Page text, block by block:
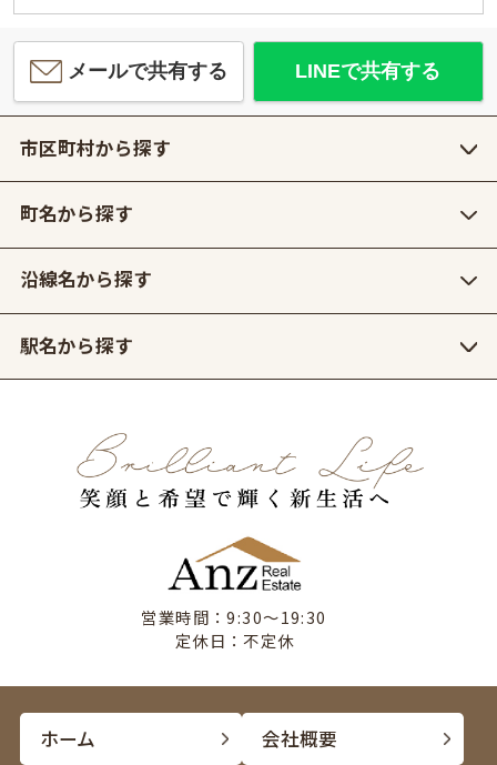
メールで共有する LINEで共有する
市区町村から探す
町名から探す
沿線名から探す
駅名から探す
営業時間：9:30〜19:30
定休日：不定休
ホーム 会社概要